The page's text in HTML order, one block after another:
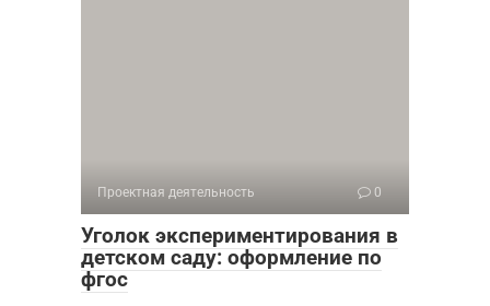
Проектная деятельность 0
Уголок экспериментирования в
детском саду: оформление по
фгос